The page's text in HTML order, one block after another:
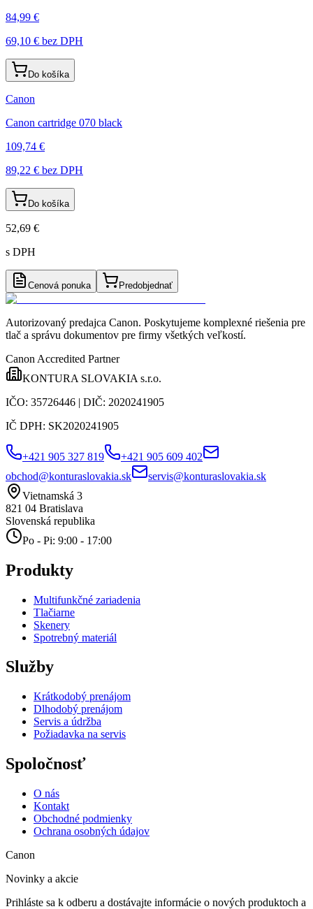
84,99 €
69,10 € bez DPH
Do košíka
Canon
Canon cartridge 070 black
109,74 €
89,22 € bez DPH
Do košíka
52,69 €
s DPH
Cenová ponuka Predobjednať
Autorizovaný predajca Canon. Poskytujeme komplexné riešenia pre
tlač a správu dokumentov pre firmy všetkých veľkostí.
Canon Accredited Partner
KONTURA SLOVAKIA s.r.o.
IČO: 35726446 | DIČ: 2020241905
IČ DPH: SK2020241905
+421 905 327 819
+421 905 609 402
obchod@konturaslovakia.sk
servis@konturaslovakia.sk
Vietnamská 3
821 04 Bratislava
Slovenská republika
Po - Pi: 9:00 - 17:00
Produkty
Multifunkčné zariadenia
Tlačiarne
Skenery
Spotrebný materiál
Služby
Krátkodobý prenájom
Dlhodobý prenájom
Servis a údržba
Požiadavka na servis
Spoločnosť
O nás
Kontakt
Obchodné podmienky
Ochrana osobných údajov
Canon
Novinky a akcie
Prihláste sa k odberu a dostávajte informácie o nových produktoch a